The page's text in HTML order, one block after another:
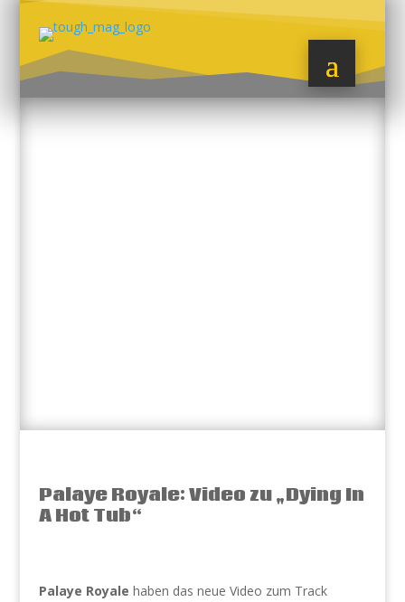
Palaye Royale: Video zu „Dying In
A Hot Tub“
Palaye Royale haben das neue Video zum Track